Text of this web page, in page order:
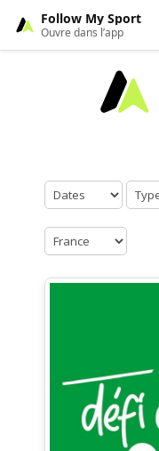
Follow My Sport
Ouvre dans l’app